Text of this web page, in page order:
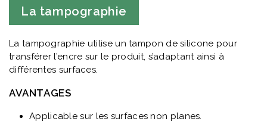
La tampographie
La tampographie utilise un tampon de silicone pour
transférer l’encre sur le produit, s’adaptant ainsi à
différentes surfaces.
AVANTAGES
Applicable sur les surfaces non planes.